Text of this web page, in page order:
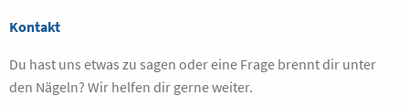
Kontakt
Du hast uns etwas zu sagen oder eine Frage brennt dir unter
den Nägeln? Wir helfen dir gerne weiter.